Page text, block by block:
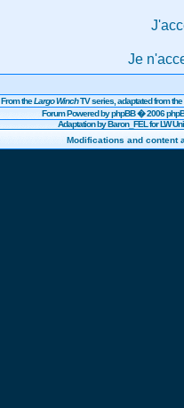
Je
From theLargo WinchTV series, adaptated from
Forum Powered byphpBB� 2006
Adaptation by Baron_FEL for LW
Modifications and content